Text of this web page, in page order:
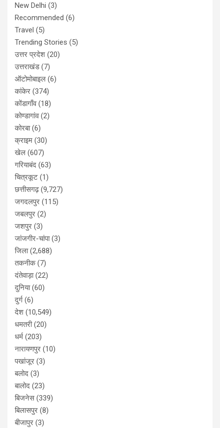
New Delhi (3)
Recommended (6)
Travel (5)
Trending Stories (5)
उत्तर प्रदेश (20)
उत्तराखंड(7)
ऑटोमोबाइल (6)
कांकेर (374)
कोंडागाँव(18)
कोण्डागांव(2)
कोरबा(6)
क्राइम (30)
खेल (607)
गरियाबंद (63)
चित्रकूट (1)
छत्तीसगढ़(9,727)
जगदलपुर (115)
जबलपुर (2)
जशपुर (3)
जांजगीर-चांपा(3)
जिला(2,688)
तकनीक(7)
दंतेवाड़ा(22)
दुनिया(60)
दुर्ग (6)
देश (10,549)
धमतरी(20)
धर्म (203)
नारायणपुर (10)
पखांजूर (3)
बलोद (3)
बालोद (23)
बिजनेस(339)
बिलासपुर (8)
बीजापुर (3)